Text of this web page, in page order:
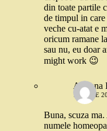
din toate partile
de timpul in
veche cu-atat e
oricum ramane
sau nu, eu doar
might work 😉
Adriana
19 IULIE
Buna, scuza
numele